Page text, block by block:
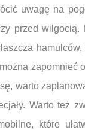
uwagę na
przed wilgocią.
zapomnieć
warto
Warto też
które